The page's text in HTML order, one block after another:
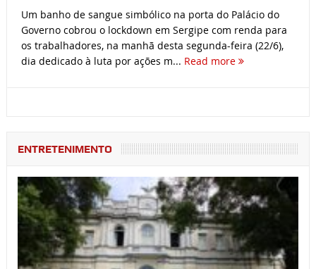
Um banho de sangue simbólico na porta do Palácio do
Governo cobrou o lockdown em Sergipe com renda para
os trabalhadores, na manhã desta segunda-feira (22/6),
dia dedicado à luta por ações m... Read more
ENTRETENIMENTO